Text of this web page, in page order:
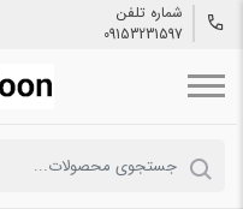
شماره تلفن
09153231597